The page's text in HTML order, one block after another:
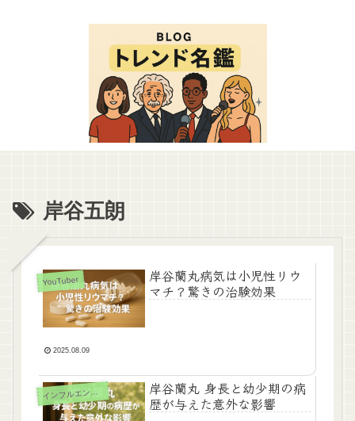
岸谷五朗
YouTuber
岸谷蘭丸病気は小児性リウ
マチ？驚きの治験効果
2025.08.09
イ ンフルエンサー（男性）
岸谷蘭丸 身長と幼少期の病
歴が与えた意外な影響